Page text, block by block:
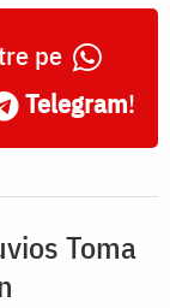
pe
Telegram!
Toma